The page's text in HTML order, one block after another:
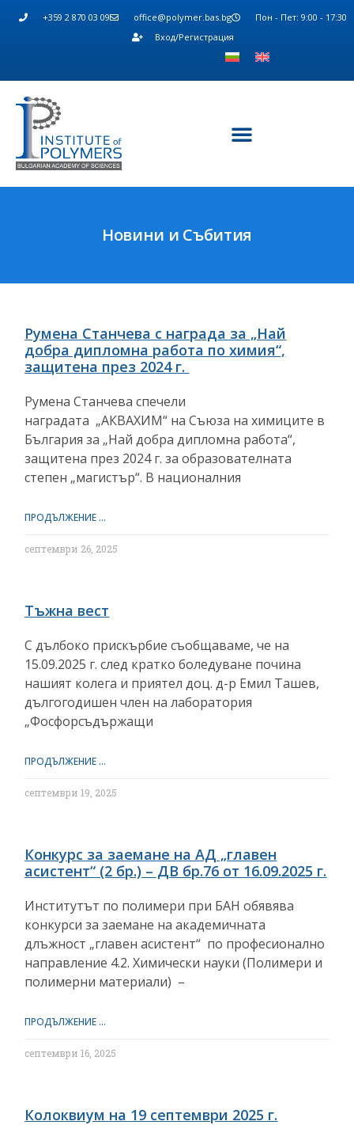
+359 2 870 03 09 office@polymer.bas.bg
Пон - Пет: 9:00 - 17:30
Вход/Регистрация
Новини и Събития
Румена Станчева с награда за „Най
добра дипломна работа по химия“,
защитена през 2024 г.
Румена Станчева спечели
наградата „АКВАХИМ“ на Съюза на химиците в
България за „Най добра дипломна работа“,
защитена през 2024 г. за образователната
степен „магистър“. В националния
ПРОДЪЛЖЕНИЕ ...
септември 26, 2025
Тъжна вест
С дълбоко прискърбие съобщаваме, че на
15.09.2025 г. след кратко боледуване почина
нашият колега и приятел доц. д-р Емил Ташев,
дългогодишен член на лаборатория
„Фосфорсъдържащи
ПРОДЪЛЖЕНИЕ ...
септември 19, 2025
Конкурс за заемане на АД „главен
асистент“ (2 бр.) – ДВ бр.76 от 16.09.2025 г.
Институтът по полимери при БАН обявява
конкурси за заемане на академичната
длъжност „главен асистент“ по професионално
направление 4.2. Химически науки (Полимери и
полимерни материали) –
ПРОДЪЛЖЕНИЕ ...
септември 16, 2025
Колоквиум на 19 септември 2025 г.